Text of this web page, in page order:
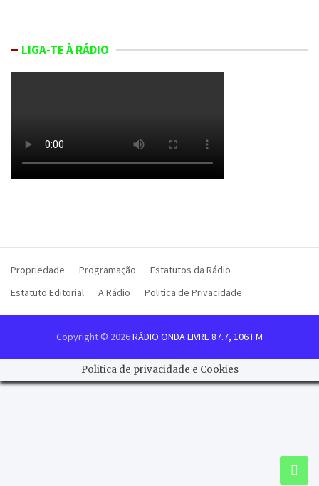
LIGA-TE À RÁDIO
Propriedade Programação
Estatutos da Rádio
Estatuto Editorial
A Rádio Politica de Privacidade
Copyright © 2026RÁDIO ONDA LIVRE 87.7, 106 FM
Politica de privacidade e Cookies